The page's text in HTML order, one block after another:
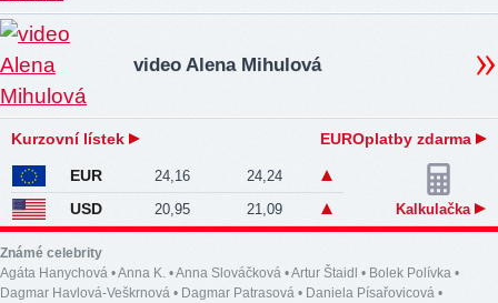
video Alena Mihulová
Kurzovní lístek EUROplatby zdarma
EUR 24,16 24,24
USD 20,95 21,09 Kalkulačka
Známé celebrity
Agáta Hanychová •Anna K. •Anna Slováčková •Artur Štaidl • Bolek Polívka •
Dagmar Havlová-Veškrnová • Dagmar Patrasová • Daniela Písařovicová •